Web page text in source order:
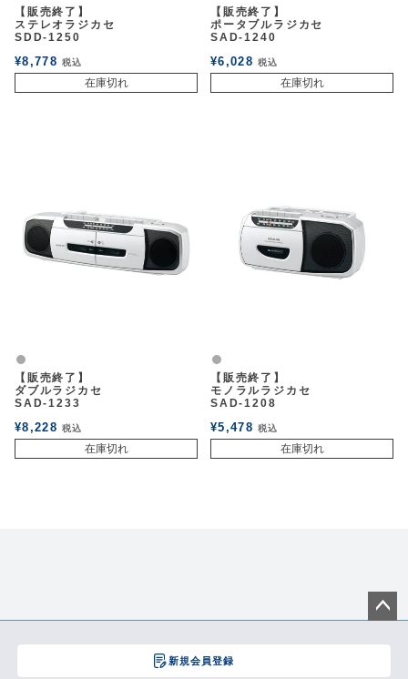
【販売終了】
ステレオラジカセ
SDD-1250
¥8,778 税込
在庫切れ
【販売終了】
ポータブルラジカセ
SAD-1240
¥6,028 税込
在庫切れ
グレー
【販売終了】
ダブルラジカセ
SAD-1233
¥8,228 税込
在庫切れ
グレー
【販売終了】
モノラルラジカセ
SAD-1208
¥5,478 税込
在庫切れ
新規会員登録
ジト